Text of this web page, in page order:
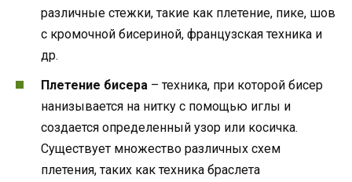
различные стежки, такие как плетение, пике, шов
с кромочной бисериной, французская техника и
др.
Плетение бисера – техника, при которой бисер
нанизывается на нитку с помощью иглы и
создается определенный узор или косичка.
Существует множество различных схем
плетения, таких как техника браслета